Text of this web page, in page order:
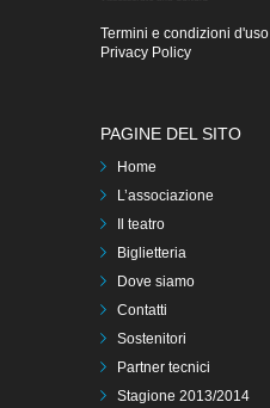
Termini e condizioni d'uso
Privacy Policy
PAGINE DEL SITO
Home
L’associazione
Il teatro
Biglietteria
Dove siamo
Contatti
Sostenitori
Partner tecnici
Stagione 2013/2014